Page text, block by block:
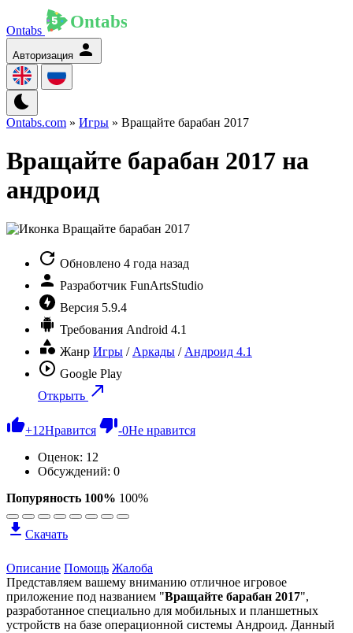
Ontabs
Авторизация
Ontabs.com » Игры » Вращайте барабан 2017
Вращайте барабан 2017 на
андроид
Обновлено 4 года назад
Разработчик FunArtsStudio
Версия 5.9.4
Требования Android 4.1
Жанр Игры / Аркады / Андроид 4.1
Google Play
Открыть
+12Нравится -0Не нравится
Оценок: 12
Обсуждений: 0
Попуряность 100% 100%
Скачать
Описание Помощь Жалоба
Представляем вашему вниманию отличное игровое
приложение под названием "Вращайте барабан 2017",
разработанное специально для мобильных и планшетных
устройств на базе операционной системы Андроид. Данный